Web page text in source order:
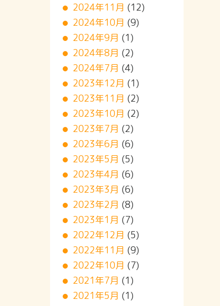
2024年11月 (12)
2024年10月 (9)
2024年9月 (1)
2024年8月 (2)
2024年7月 (4)
2023年12月 (1)
2023年11月 (2)
2023年10月 (2)
2023年7月 (2)
2023年6月 (6)
2023年5月 (5)
2023年4月 (6)
2023年3月 (6)
2023年2月 (8)
2023年1月 (7)
2022年12月 (5)
2022年11月 (9)
2022年10月 (7)
2021年7月 (1)
2021年5月 (1)